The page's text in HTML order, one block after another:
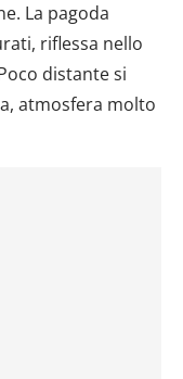
La pagoda
riflessa nello
distante si
atmosfera molto